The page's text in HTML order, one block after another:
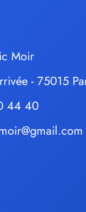
Moir
- 75015
44 40